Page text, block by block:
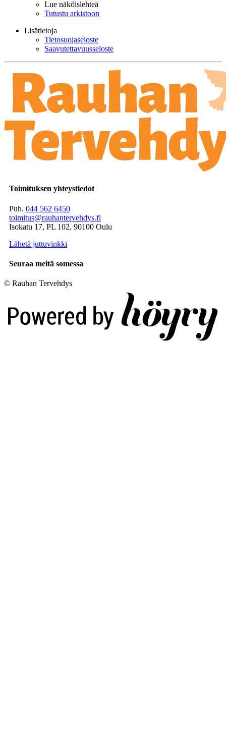
Lue näköislehteä
Tutustu arkistoon
Lisätietoja
Tietosuojaseloste
Saavutettavuusseloste
Toimituksen yhteystiedot
Puh. 044 562 6450
toimitus@rauhantervehdys.fi
Isokatu 17, PL 102, 90100 Oulu
Lähetä juttuvinkki
Seuraa meitä somessa
© Rauhan Tervehdys